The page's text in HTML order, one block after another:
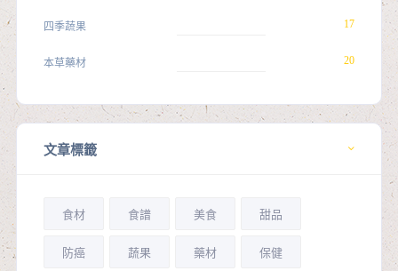
四季蔬果 17
本草藥材 20
文章標籤
食材 食譜 美食 甜品
防癌 蔬果 藥材 保健